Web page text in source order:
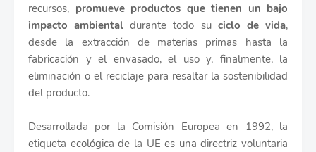
recursos, promueve productos que tienen un bajo
impacto ambiental durante todo su ciclo de vida,
desde la extracción de materias primas hasta la
fabricación y el envasado, el uso y, finalmente, la
eliminación o el reciclaje para resaltar la sostenibilidad
del producto.
Desarrollada por la Comisión Europea en 1992, la
etiqueta ecológica de la UE es una directriz voluntaria